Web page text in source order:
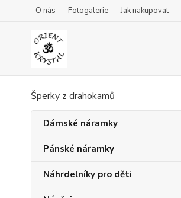
O nás Fotogalerie Jak nakupovat
Šperky z drahokamů
Dámské náramky
Pánské náramky
Náhrdelníky pro děti